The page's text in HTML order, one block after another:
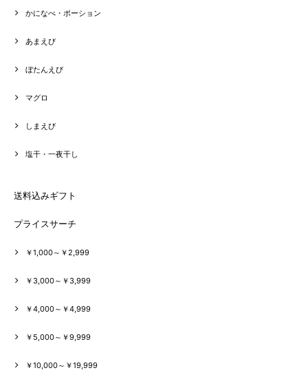
かになべ・ポーション
あまえび
ぼたんえび
マグロ
しまえび
塩干・一夜干し
送料込みギフト
プライスサーチ
￥1,000～￥2,999
￥3,000～￥3,999
￥4,000～￥4,999
￥5,000～￥9,999
￥10,000～￥19,999